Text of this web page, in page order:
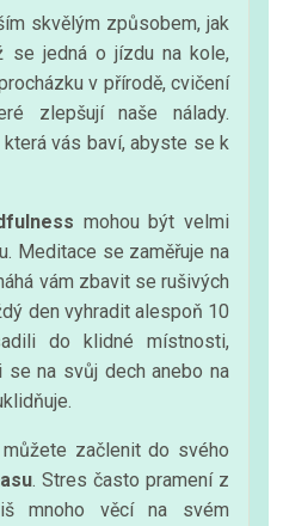
skvělým způsobem, jak
se jedná o jízdu na kole,
v přírodě, cvičení
zlepšují naše nálady.
vás baví, abyste se k
mohou být velmi
Meditace se zaměřuje na
vám zbavit se rušivých
den vyhradit alespoň 10
do klidné místnosti,
na svůj dech anebo na
začlenit do svého
. Stres často pramení z
mnoho věcí na svém